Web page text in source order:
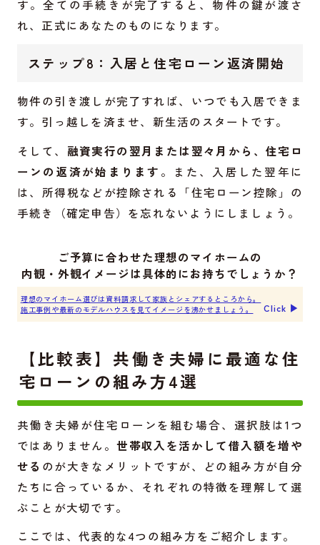
す。全ての手続きが完了すると、物件の鍵が渡さ
れ、正式にあなたのものになります。
ステップ8：入居と住宅ローン返済開始
物件の引き渡しが完了すれば、いつでも入居できま
す。引っ越しを済ませ、新生活のスタートです。
そして、 融資実行の翌月または翌々月から、住宅ロ
ーンの返済が始まります 。また、入居した翌年に
は、所得税などが控除される「住宅ローン控除」の
手続き（確定申告）を忘れないようにしましょう。
ご予算に合わせた理想のマイホームの
内観・外観イメージは具体的にお持ちでしょうか？
理想のマイホーム選びは資料請求して家族とシェアするところから。
施工事例や最新のモデルハウスを見てイメージを沸かせましょう。
Click ▶︎
【比較表】共働き夫婦に最適な住
宅ローンの組み方4選
共働き夫婦が住宅ローンを組む場合、選択肢は1つ
ではありません。世帯収入を活かして借入額を増や
せる のが大きなメリットですが、どの組み方が自分
たちに合っているか、それぞれの特徴を理解して選
ぶことが大切です。
ここでは、代表的な4つの組み方をご紹介します。